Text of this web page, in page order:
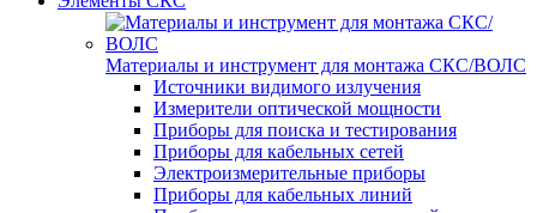
Материалы и инструмент для монтажа СКС/ВОЛС
Источники видимого излучения
Измерители оптической мощности
Приборы для поиска и тестирования
Приборы для кабельных сетей
Электроизмерительные приборы
Приборы для кабельных линий